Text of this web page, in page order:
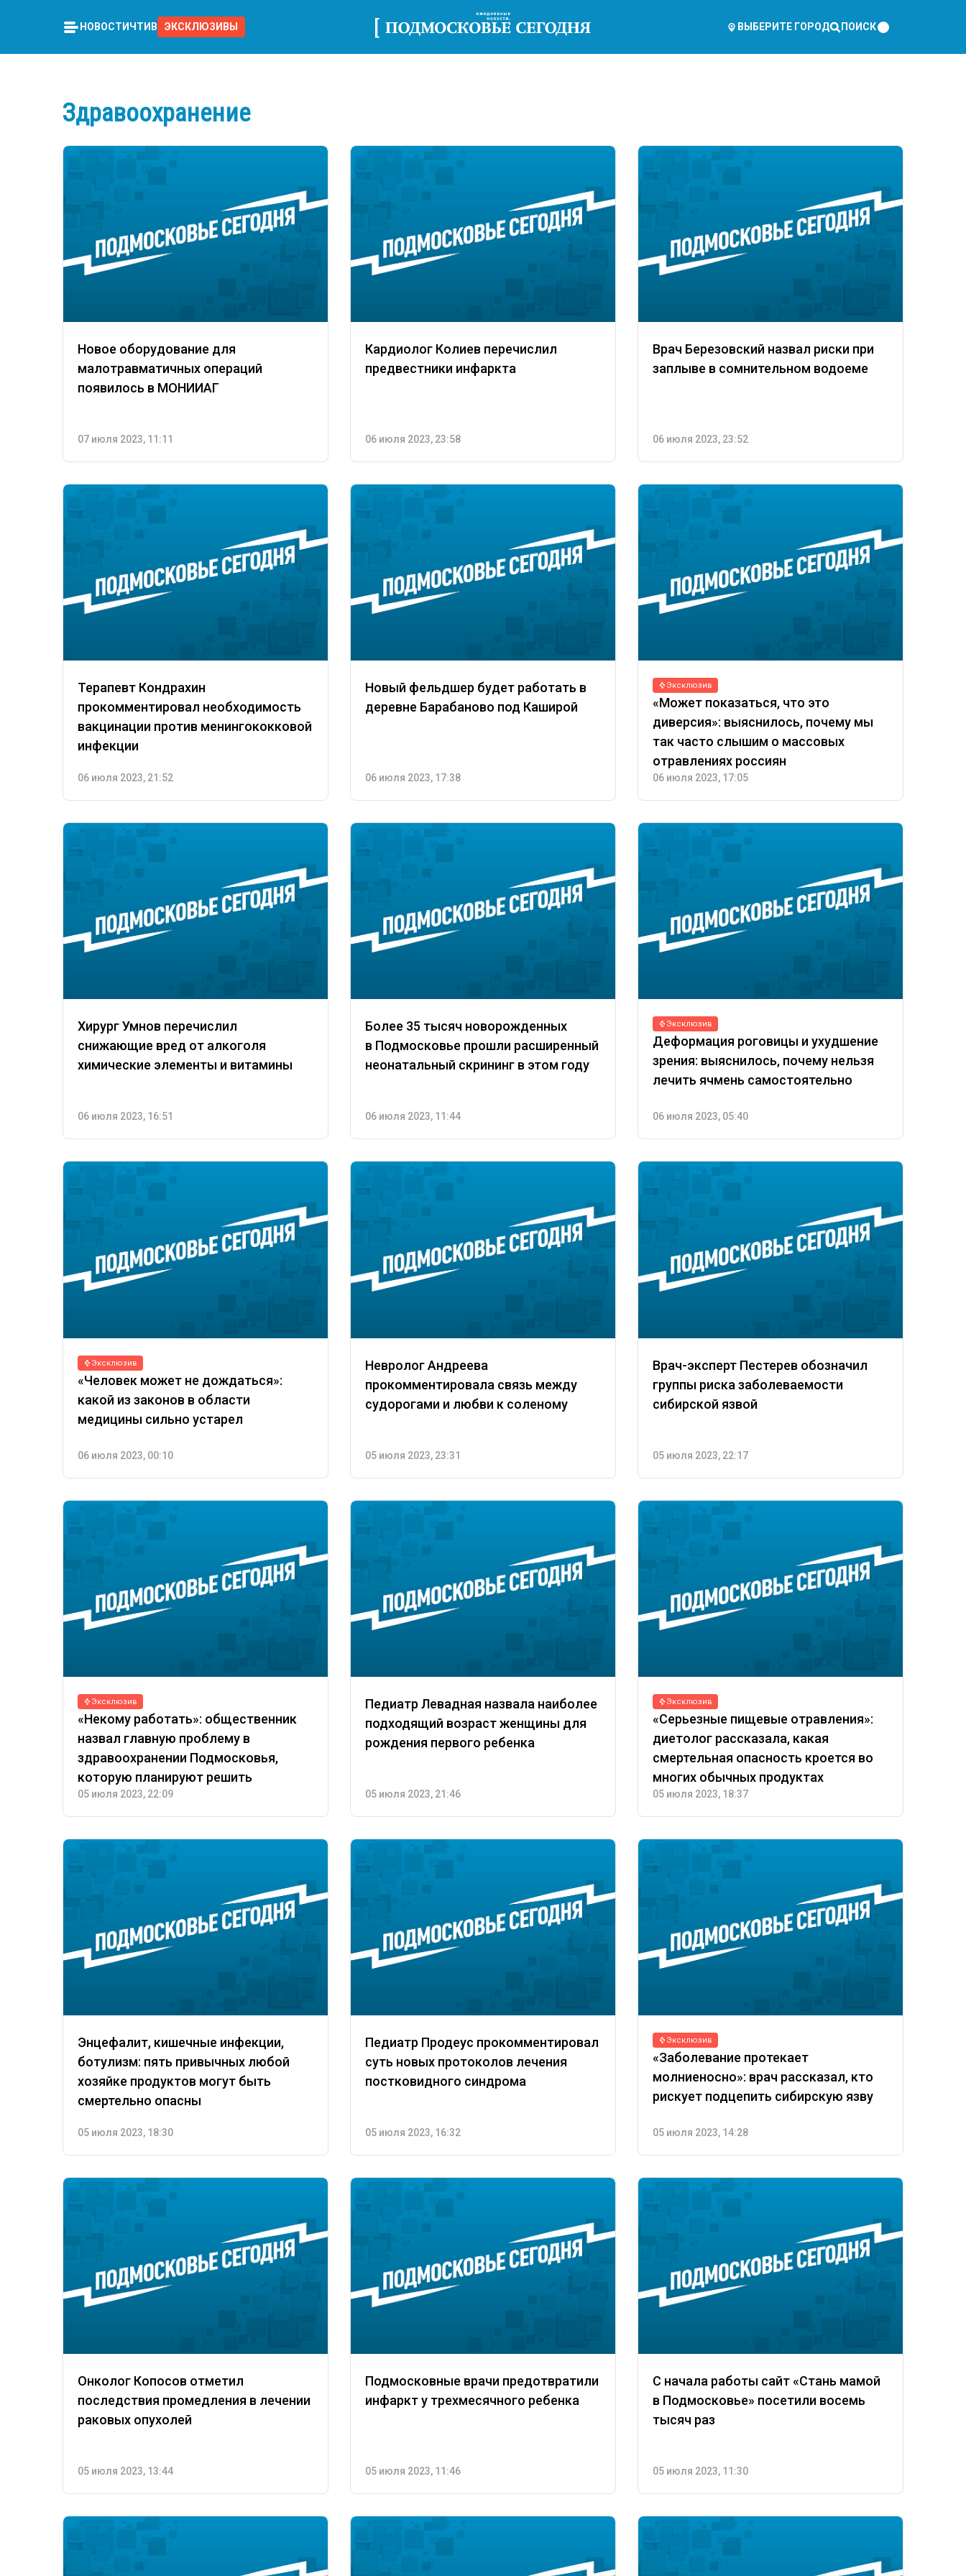
НОВОСТИ ЧТИВО ЭКСКЛЮЗИВЫ ВЫБЕРИТЕ ГОРОД ПОИСК
Здравоохранение
Новое оборудование для
малотравматичных операций
появилось в МОНИИАГ
07 июля 2023, 11:11
Кардиолог Колиев перечислил
предвестники инфаркта
06 июля 2023, 23:58
Врач Березовский назвал риски при
заплыве в сомнительном водоеме
06 июля 2023, 23:52
Терапевт Кондрахин
прокомментировал необходимость
вакцинации против менингококковой
инфекции
06 июля 2023, 21:52
Новый фельдшер будет работать в
деревне Барабаново под Каширой
06 июля 2023, 17:38
Эксклюзив
«Может показаться, что это
диверсия»: выяснилось, почему мы
так часто слышим о массовых
отравлениях россиян
06 июля 2023, 17:05
Хирург Умнов перечислил
снижающие вред от алкоголя
химические элементы и витамины
06 июля 2023, 16:51
Более 35 тысяч новорожденных
в Подмосковье прошли расширенный
неонатальный скрининг в этом году
06 июля 2023, 11:44
Эксклюзив
Деформация роговицы и ухудшение
зрения: выяснилось, почему нельзя
лечить ячмень самостоятельно
06 июля 2023, 05:40
Эксклюзив
«Человек может не дождаться»:
какой из законов в области
медицины сильно устарел
06 июля 2023, 00:10
Невролог Андреева
прокомментировала связь между
судорогами и любви к соленому
05 июля 2023, 23:31
Врач-эксперт Пестерев обозначил
группы риска заболеваемости
сибирской язвой
05 июля 2023, 22:17
Эксклюзив
«Некому работать»: общественник
назвал главную проблему в
здравоохранении Подмосковья,
которую планируют решить
05 июля 2023, 22:09
Педиатр Левадная назвала наиболее
подходящий возраст женщины для
рождения первого ребенка
05 июля 2023, 21:46
Эксклюзив
«Серьезные пищевые отравления»:
диетолог рассказала, какая
смертельная опасность кроется во
многих обычных продуктах
05 июля 2023, 18:37
Энцефалит, кишечные инфекции,
ботулизм: пять привычных любой
хозяйке продуктов могут быть
смертельно опасны
05 июля 2023, 18:30
Педиатр Продеус прокомментировал
суть новых протоколов лечения
постковидного синдрома
05 июля 2023, 16:32
Эксклюзив
«Заболевание протекает
молниеносно»: врач рассказал, кто
рискует подцепить сибирскую язву
05 июля 2023, 14:28
Онколог Копосов отметил
последствия промедления в лечении
раковых опухолей
05 июля 2023, 13:44
Подмосковные врачи предотвратили
инфаркт у трехмесячного ребенка
05 июля 2023, 11:46
С начала работы сайт «Стань мамой
в Подмосковье» посетили восемь
тысяч раз
05 июля 2023, 11:30